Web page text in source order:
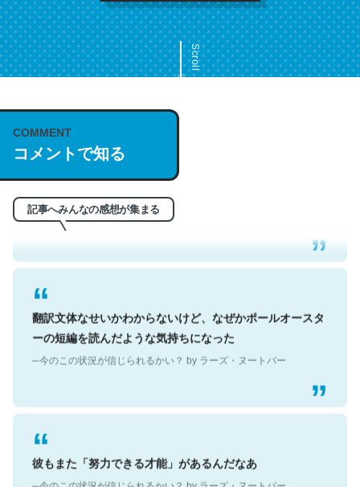
Scroll
COMMENT
コメントで知る
記事へみんなの感想が集まる
これは名文。彼はとてもクレバーなんだろうなと凄く思
う。英語少しでも読める人は原文もお勧め。自分はこの流
れ好き。Let’s Fucking Go. Then Covid hit. Shit.
─今のこの状況が信じられるかい？ by ラーズ・ヌートバー
翻訳文体なせいかわからないけど、なぜかポールオースタ
ーの短編を読んだような気持ちになった
彼もまた「努力できる才能」があるんだなあ